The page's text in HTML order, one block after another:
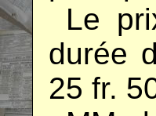
Le
durée
25 fr.